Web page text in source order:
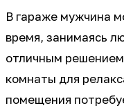
В гараже мужчина
время, занимаясь
отличным
комнаты для
помещения